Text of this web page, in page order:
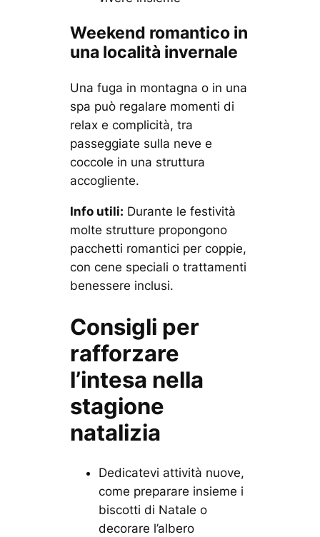
Weekend romantico in
una località invernale
Una fuga in montagna o in una
spa può regalare momenti di
relax e complicità, tra
passeggiate sulla neve e
coccole in una struttura
accogliente.
Info utili: Durante le festività
molte strutture propongono
pacchetti romantici per coppie,
con cene speciali o trattamenti
benessere inclusi.
Consigli per
rafforzare
l’intesa nella
stagione
natalizia
Dedicatevi attività nuove,
come preparare insieme i
biscotti di Natale o
decorare l’albero